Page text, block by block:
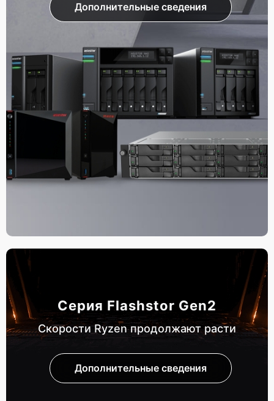
Дополнительные сведения
Серия Flashstor Gen2
Скорости Ryzen продолжают расти
Дополнительные сведения